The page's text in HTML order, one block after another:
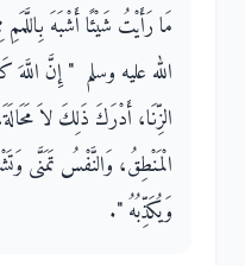
مَا رَأَيْتُ شَيْئًا أَشْبَهَ
الله عليه وسلم ‏ "‏ إِنَّ
الزِّنَا، أَدْرَكَ ذَلِكَ لاَ
الْمَنْطِقُ، وَالنَّفْسُ تَمَنَّى
وَيُكَذِّبُهُ ‏"‏‏.‏